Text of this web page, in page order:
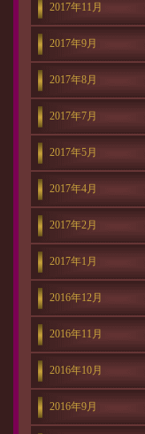
2017年11月
2017年9月
2017年8月
2017年7月
2017年5月
2017年4月
2017年2月
2017年1月
2016年12月
2016年11月
2016年10月
2016年9月